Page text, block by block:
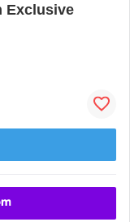
Exclusive